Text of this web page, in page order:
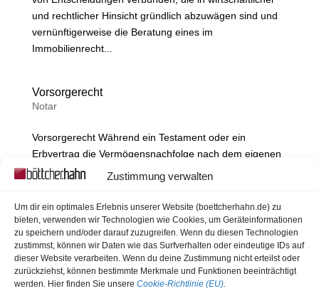
Zustimmung verwalten
Um dir ein optimales Erlebnis unserer Website (boettcherhahn.de) zu
bieten, verwenden wir Technologien wie Cookies, um Geräteinformationen
zu speichern und/oder darauf zuzugreifen. Wenn du diesen Technologien
zustimmst, können wir Daten wie das Surfverhalten oder eindeutige IDs auf
dieser Website verarbeiten. Wenn du deine Zustimmung nicht erteilst oder
zurückziehst, können bestimmte Merkmale und Funktionen beeinträchtigt
werden. Hier finden Sie unsere Cookie-Richtlinie (EU).
und rechtlicher Hinsicht gründlich abzuwägen sind und
vernünftigerweise die Beratung eines im
Immobilienrecht...
Vorsorgerecht
Notar
Vorsorgerecht Während ein Testament oder ein
Erbvertrag die Vermögensnachfolge nach dem eigenen
Tod regelt, hat eine Vorsorgevollmacht die Aufgabe,
der eigenen Lebensumstände zu treffen, wenn die
Veränderung darin...
« Ältere Einträge
Bundesgerichtshof bestätigt Beugehaft gegen Lina E.